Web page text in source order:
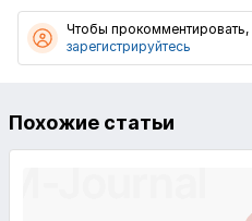
Чтобы прокомментировать,
зарегистрируйтесь
Похожие статьи